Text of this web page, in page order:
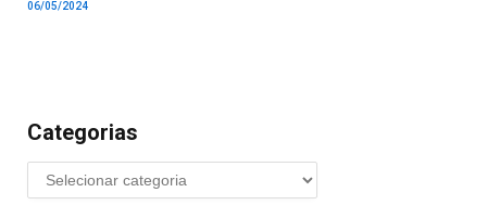
06/05/2024
Categorias